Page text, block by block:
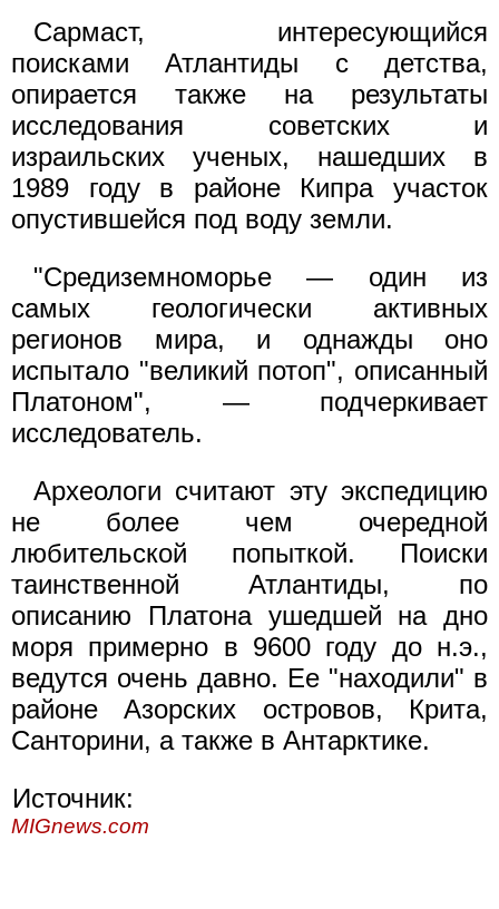
Сармаст, интересующийся
поисками Атлантиды с детства,
опирается также на результаты
исследования советских и
израильских ученых, нашедших в
1989 году в районе Кипра участок
опустившейся под воду земли.
"Средиземноморье — один из
самых геологически активных
регионов мира, и однажды оно
испытало "великий потоп", описанный
Платоном", — подчеркивает
исследователь.
Археологи считают эту экспедицию
не более чем очередной
любительской попыткой. Поиски
таинственной Атлантиды, по
описанию Платона ушедшей на дно
моря примерно в 9600 году до н.э.,
ведутся очень давно. Ее "находили" в
районе Азорских островов, Крита,
Санторини, а также в Антарктике.
Источник:
MIGnews.com